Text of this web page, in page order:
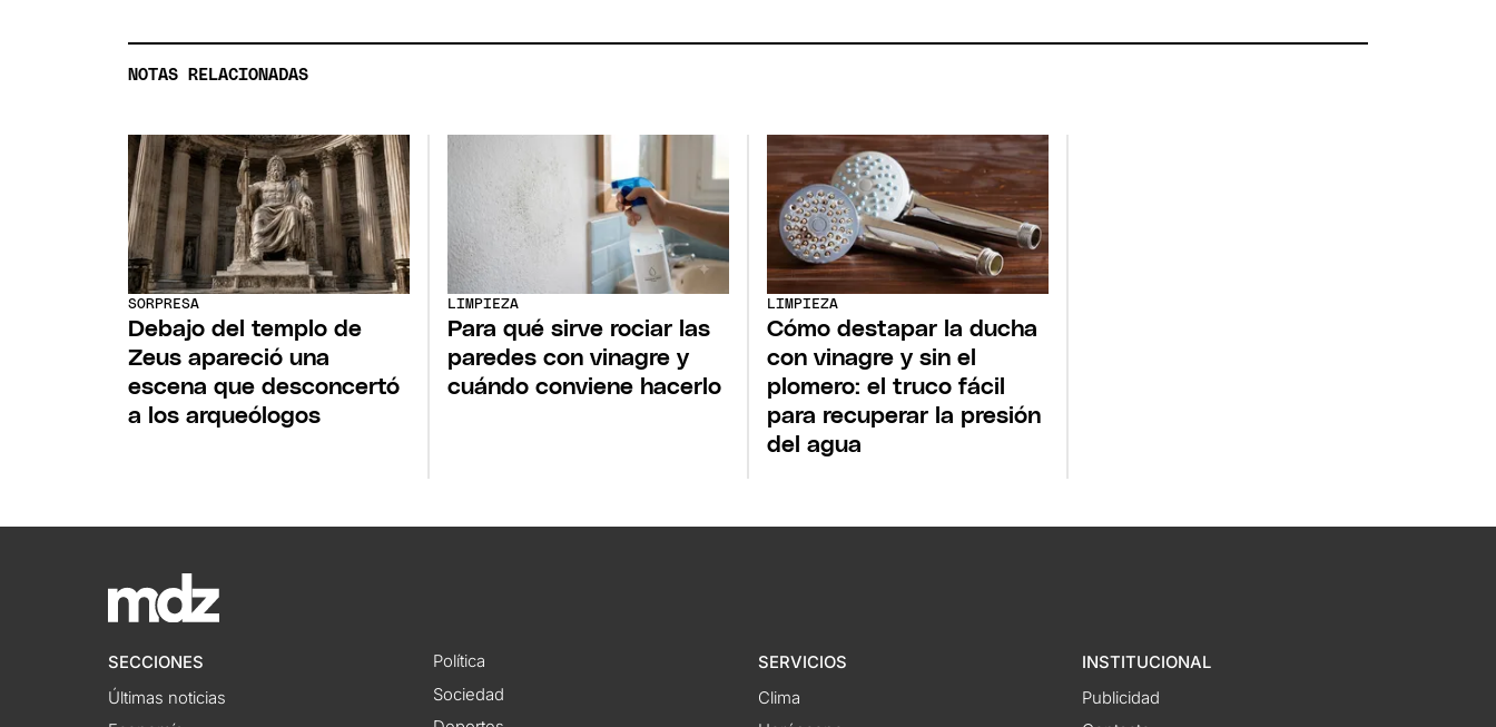
NOTAS RELACIONADAS
SORPRESA
Debajo del templo de
Zeus apareció una
escena que desconcertó
a los arqueólogos
LIMPIEZA
Para qué sirve rociar las
paredes con vinagre y
cuándo conviene hacerlo
LIMPIEZA
Cómo destapar la ducha
con vinagre y sin el
plomero: el truco fácil
para recuperar la presión
del agua
SECCIONES
Últimas noticias
Política
Sociedad
SERVICIOS
Clima
INSTITUCIONAL
Publicidad